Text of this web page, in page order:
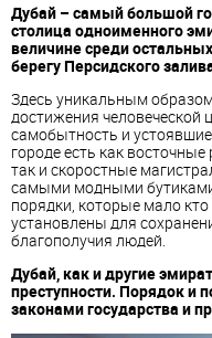
Дубай – самый большой
столица одноименного
величине среди
берегу Персидского
Здесь уникальным
достижения человеческой
самобытность и
городе есть как
так и скоростные
самыми модными
порядки, которые мало
установлены для
благополучия людей.
Дубай, как и другие
преступности. Порядок и
законами государства и